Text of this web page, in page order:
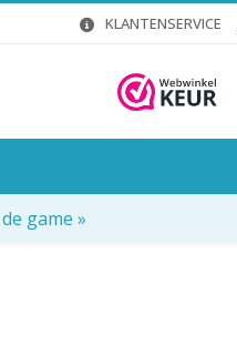
KLANTENSERVICE
game »